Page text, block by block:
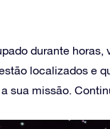
durante
localizados e
sua missão.